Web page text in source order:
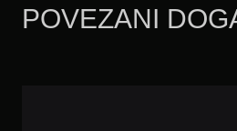
POVEZANI